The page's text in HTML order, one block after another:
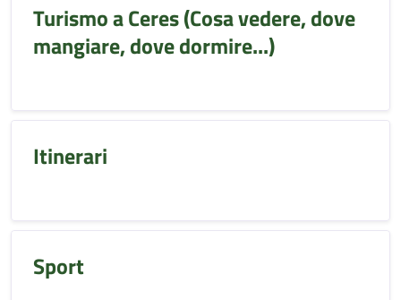
Turismo a Ceres (Cosa vedere, dove
mangiare, dove dormire...)
Itinerari
Sport